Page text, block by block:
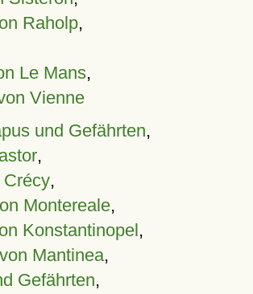
Raholp,
Le Mans,
Vienne
und Gefährten,
,
,
Montereale,
Konstantinopel,
Mantinea,
Gefährten,